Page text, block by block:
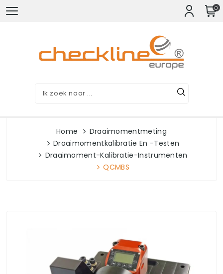
0
Home
Draaimomentmeting
Draaimomentkalibratie En -testen
Draaimoment-Kalibratie-Instrumenten
QCMBS